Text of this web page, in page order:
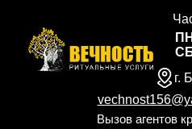
г.
Вызов агентов